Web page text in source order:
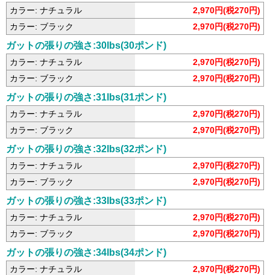
カラー: ナチュラル
2,970円(税270円)
カラー: ブラック
2,970円(税270円)
ガットの張りの強さ:30lbs(30ポンド)
カラー: ナチュラル
2,970円(税270円)
カラー: ブラック
2,970円(税270円)
ガットの張りの強さ:31lbs(31ポンド)
カラー: ナチュラル
2,970円(税270円)
カラー: ブラック
2,970円(税270円)
ガットの張りの強さ:32lbs(32ポンド)
カラー: ナチュラル
2,970円(税270円)
カラー: ブラック
2,970円(税270円)
ガットの張りの強さ:33lbs(33ポンド)
カラー: ナチュラル
2,970円(税270円)
カラー: ブラック
2,970円(税270円)
ガットの張りの強さ:34lbs(34ポンド)
カラー: ナチュラル
2,970円(税270円)